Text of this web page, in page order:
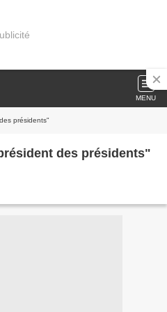
MENU
présidents"
des présidents"